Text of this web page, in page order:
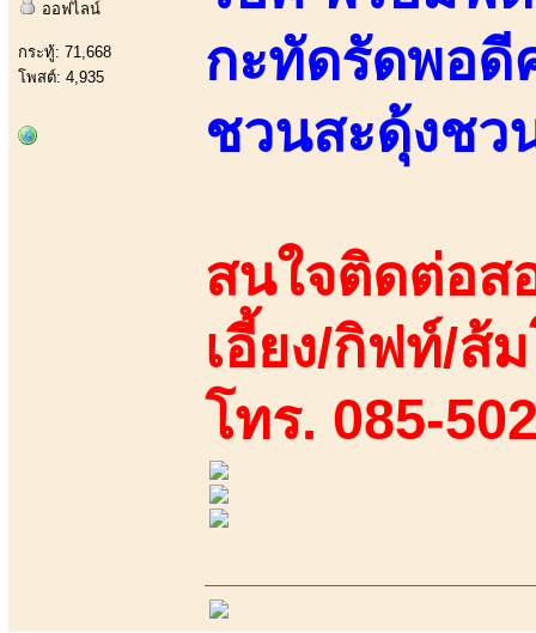
ออฟไลน์
กระทู้: 71,668
โพสต์: 4,935
กะทัดรัดพอดี
ชวนสะดุ้งชว
สนใจติดต่อส
เอี้ยง/กิฟท์/ส้
โทร. 085-